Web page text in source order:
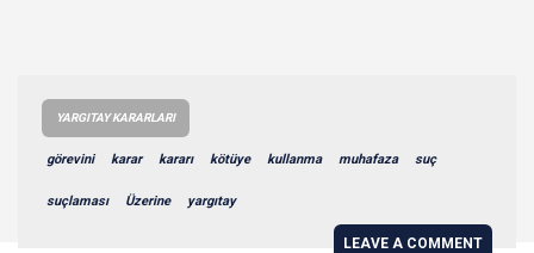
YARGITAY KARARLARI
görevini karar kararı kötüye kullanma muhafaza suç
suçlaması Üzerine yargıtay
LEAVE A COMMENT